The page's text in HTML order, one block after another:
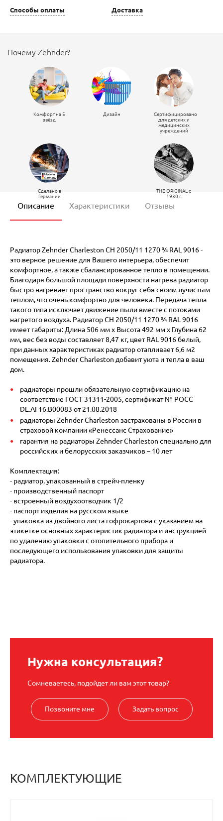
Способы оплаты Доставка
Почему Zehnder?
Комфорт на 5
звёзд
Дизайн
Сертифицировано
для детских и
медицинских
учреждений
Сделано в
Германии
THE ORIGINAL c
1930 г.
Описание Характеристики Отзывы
Радиатор Zehnder Charleston CH 2050/11 1270 ¾ RAL 9016 -
это верное решение для Вашего интерьера, обеспечит
комфортное, а также сбалансированное тепло в помещении.
Благодаря большой площади поверхности нагрева радиатор
быстро нагревает пространство вокруг себя своим лучистым
теплом, что очень комфортно для человека. Передача тепла
такого типа исключает движение пыли вместе с потоками
нагретого воздуха. Радиатор CH 2050/11 1270 ¾ RAL 9016
имеет габариты: Длина 506 мм х Высота 492 мм х Глубина 62
мм, вес без воды составляет 8,47 кг, цвет RAL 9016 белый,
при данных характеристиках радиатор отапливает 6,6 м2
помещения. Zehnder Charleston добавит уюта и тепла в ваш
дом.
радиаторы прошли обязательную сертификацию на
соответствие ГОСТ 31311-2005, сертификат № POCC
DE.АГ16.В00083 от 21.08.2018
радиаторы Zehnder Charleston застрахованы в России в
страховой компании «Ренессанс Страхование»
гарантия на радиаторы Zehnder Charleston специально для
российских и белорусских заказчиков – 10 лет
Комплектация:
- радиатор, упакованный в стрейч-пленку
- производственный паспорт
- встроенный воздухоотводчик 1/2
- паспорт изделия на русском языке
- упаковка из двойного листа гофрокартона с указанием на
этикетке основных характеристик радиатора и инструкцией
по удалению упаковки с отопительного прибора и
последующего использования упаковки для защиты
радиатора.
Нужна консультация?
Сомневаетесь, подойдет ли вам этот товар?
Позвоните мне Задать вопрос
КОМПЛЕКТУЮЩИЕ